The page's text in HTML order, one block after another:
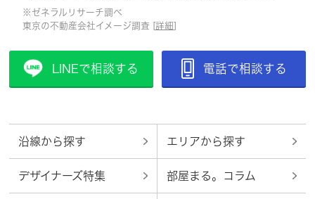
※ゼネラルリサーチ調べ
東京の不動産会社イメージ調査 [詳細]
LINEで相談する 電話で相談する
沿線から探す エリアから探す
デザイナーズ特集 部屋まる。コラム